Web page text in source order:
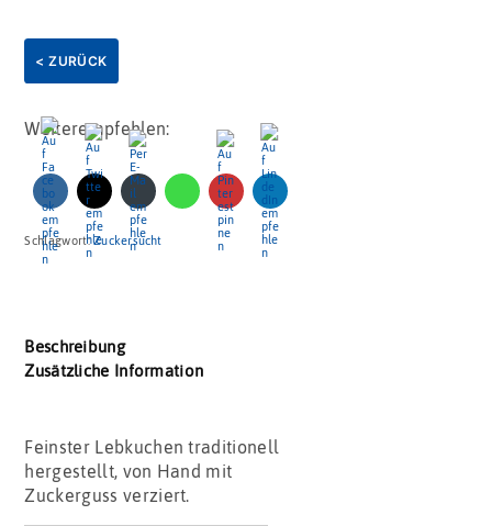
< ZURÜCK
Weiterempfehlen:
Schlagwort:Zuckersucht
Beschreibung
Zusätzliche Information
Feinster Lebkuchen traditionell
hergestellt, von Hand mit
Zuckerguss verziert.